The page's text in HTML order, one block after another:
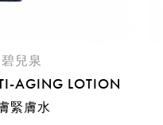
兒泉
AGING LOTION
緊膚水